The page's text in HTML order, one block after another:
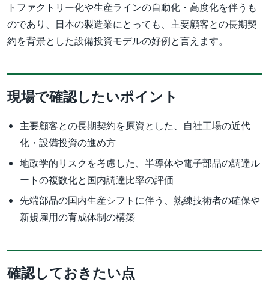
トファクトリー化や生産ラインの自動化・高度化を伴うも
のであり、日本の製造業にとっても、主要顧客との長期契
約を背景とした設備投資モデルの好例と言えます。
現場で確認したいポイント
主要顧客との長期契約を原資とした、自社工場の近代
化・設備投資の進め方
地政学的リスクを考慮した、半導体や電子部品の調達ル
ートの複数化と国内調達比率の評価
先端部品の国内生産シフトに伴う、熟練技術者の確保や
新規雇用の育成体制の構築
確認しておきたい点